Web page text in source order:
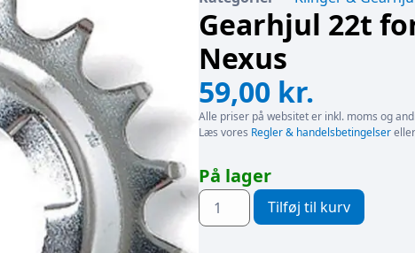
Gearhjul 22t
Nexus
59,00 kr.
Alle priser på websitet er inkl. moms og
Læs vores Regler & handelsbetingelsereller
På lager
Tilføj til kurv